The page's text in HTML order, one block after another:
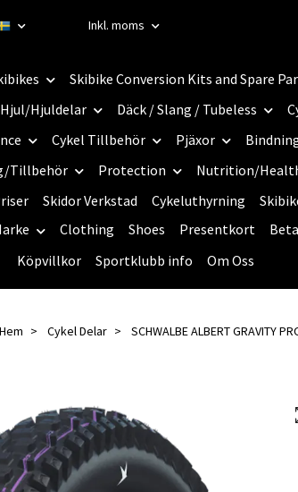
Inkl. moms
Skibike Conversion Kits and Spare
Hjul/Hjuldelar Däck / Slang / Tubeless
Cykel Tillbehör Pjäxor
Tillbehör
Protection
Nutrition/
Skidor Verkstad Cykeluthyrning
Clothing Shoes Presentkort
Köpvillkor
Sportklubb info Om Oss
Hem Cykel Delar SCHWALBE ALBERT GRAVITY